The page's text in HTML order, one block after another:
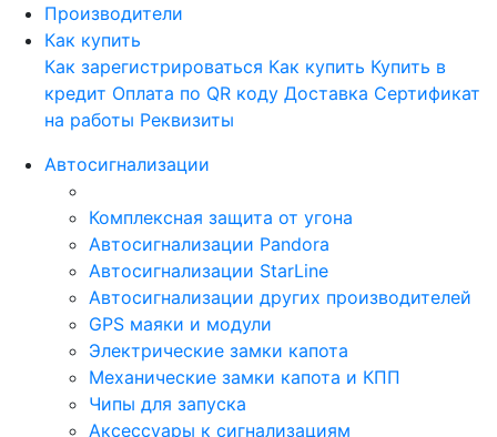
Производители
Как купить
Как зарегистрироваться Как купить Купить в
кредит Оплата по QR коду Доставка Сертификат
на работы Реквизиты
Автосигнализации
Комплексная защита от угона
Автосигнализации Pandora
Автосигнализации StarLine
Автосигнализации других производителей
GPS маяки и модули
Электрические замки капота
Механические замки капота и КПП
Чипы для запуска
Аксессуары к сигнализациям